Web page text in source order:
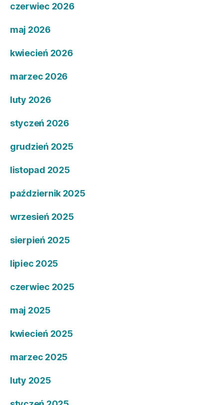
czerwiec 2026
maj 2026
kwiecień 2026
marzec 2026
luty 2026
styczeń 2026
grudzień 2025
listopad 2025
październik 2025
wrzesień 2025
sierpień 2025
lipiec 2025
czerwiec 2025
maj 2025
kwiecień 2025
marzec 2025
luty 2025